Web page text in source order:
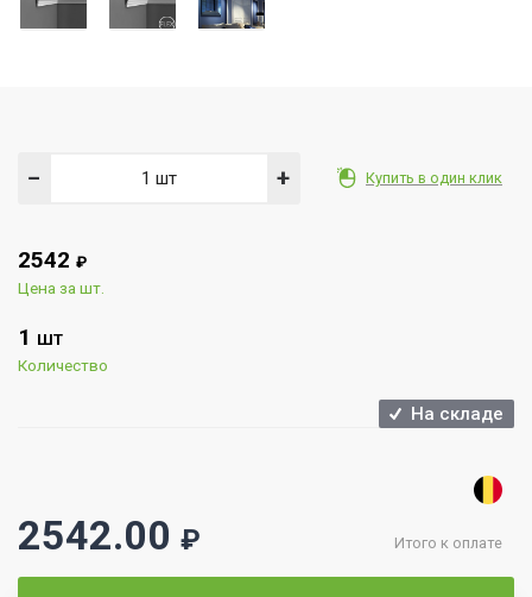
Купить в один клик
− +
2542 ₽
Цена за шт.
1 ШТ
Количество
На складе
Итого к оплате
2542.00 ₽